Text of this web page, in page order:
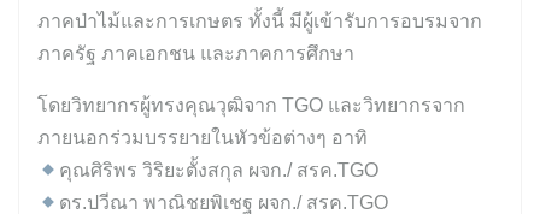
ภาคป่าไม้และการเกษตร ทั้งนี้ มีผู้เข้ารับการอบรมจาก
ภาครัฐ ภาคเอกชน และภาคการศึกษา
โดยวิทยากรผู้ทรงคุณวุฒิจาก TGO และวิทยากรจาก
ภายนอกร่วมบรรยายในหัวข้อต่างๆ อาทิ
คุณศิริพร วิริยะตั้งสกุล ผจก./ สรค.TGO
ดร.ปวีณา พาณิชยพิเชฐ ผจก./ สรค.TGO